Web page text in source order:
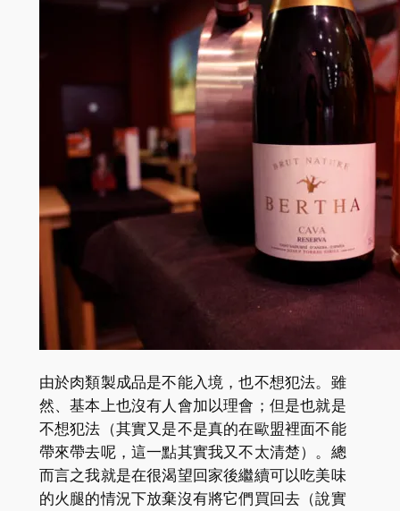
由於肉類製成品是不能入境，也不想犯法。雖
然、基本上也沒有人會加以理會；但是也就是
不想犯法（其實又是不是真的在歐盟裡面不能
帶來帶去呢，這一點其實我又不太清楚）。總
而言之我就是在很渴望回家後繼續可以吃美味
的火腿的情況下放棄沒有將它們買回去（說實